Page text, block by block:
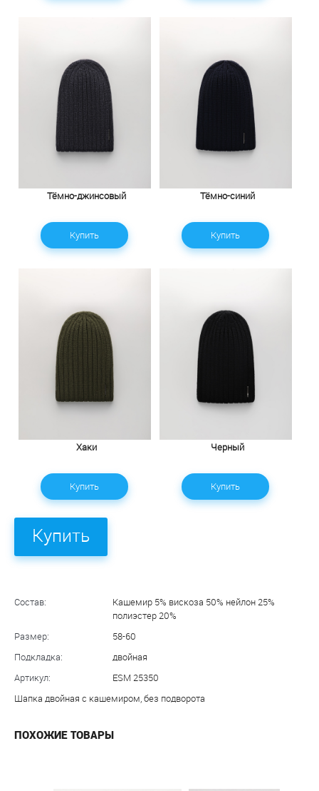
Тёмно-джинсовый
Купить
Тёмно-синий
Купить
Хаки
Купить
Черный
Купить
Купить
Состав:
Кашемир 5% вискоза 50% нейлон 25%
полиэстер 20%
Размер:
58-60
Подкладка:
двойная
Артикул:
ESM 25350
Шапка двойная с кашемиром, без подворота
ПОХОЖИЕ ТОВАРЫ